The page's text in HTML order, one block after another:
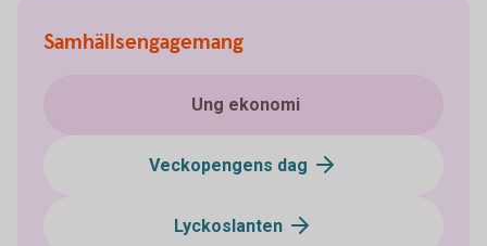
Samhällsengagemang
Ung ekonomi
Veckopengens dag
Lyckoslanten